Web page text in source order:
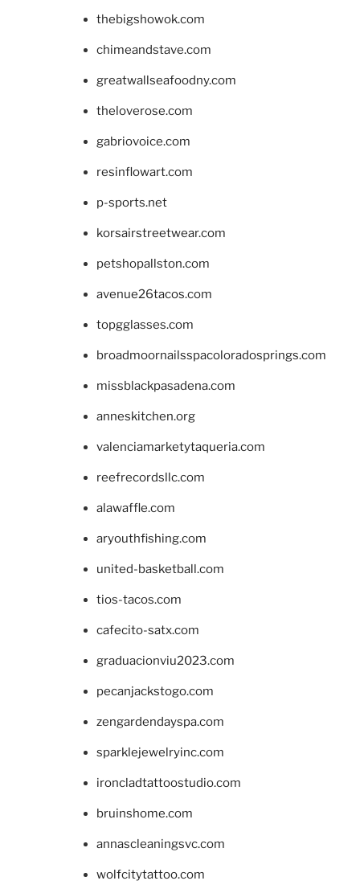
thebigshowok.com
chimeandstave.com
greatwallseafoodny.com
theloverose.com
gabriovoice.com
resinflowart.com
p-sports.net
korsairstreetwear.com
petshopallston.com
avenue26tacos.com
topgglasses.com
broadmoornailsspacoloradosprings.com
missblackpasadena.com
anneskitchen.org
valenciamarketytaqueria.com
reefrecordsllc.com
alawaffle.com
aryouthfishing.com
united-basketball.com
tios-tacos.com
cafecito-satx.com
graduacionviu2023.com
pecanjackstogo.com
zengardendayspa.com
sparklejewelryinc.com
ironcladtattoostudio.com
bruinshome.com
annascleaningsvc.com
wolfcitytattoo.com